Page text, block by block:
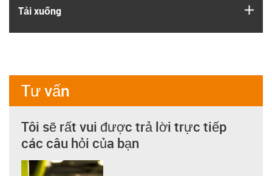
Tải xuống
Tư vấn
Tôi sẽ rất vui được trả lời trực tiếp
các câu hỏi của bạn